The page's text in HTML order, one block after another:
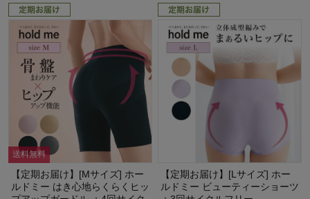
送料無料
【定期お届け】[Mサイズ] ホー
ルドミー はき心地らくらくヒッ
【定期お届け】[Lサイズ] ホー
ルドミー ビューティーショーツ